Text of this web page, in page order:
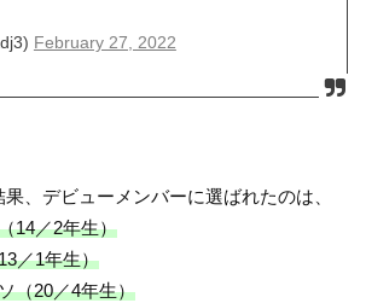
February 27, 2022
、デビューメンバーに選ばれたのは、
14／2年生）
／1年生）
（20／4年生）